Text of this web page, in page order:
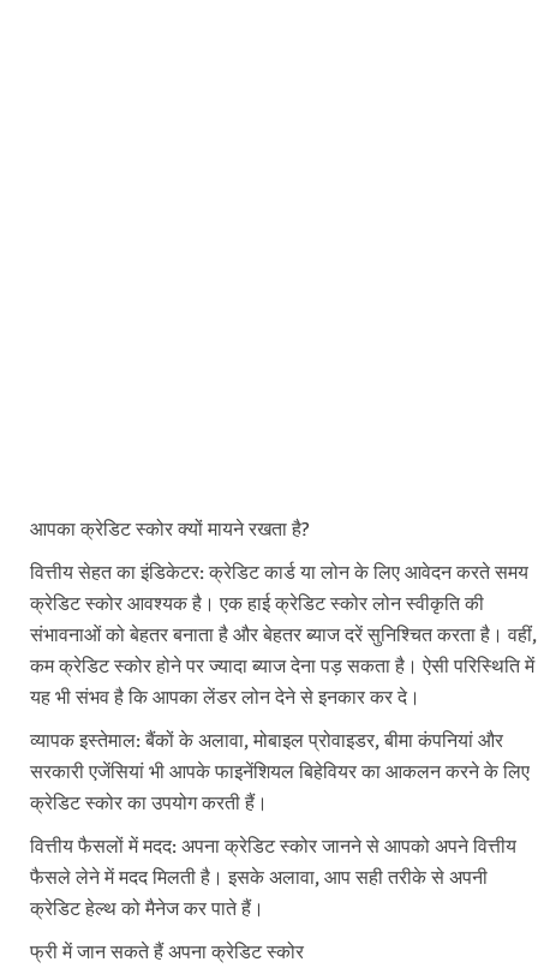
आपका क्रेडिट स्कोर क्यों मायने रखता है?
वित्तीय सेहत का इंडिकेटर: क्रेडिट कार्ड या लोन के लिए आवेदन करते समय
क्रेडिट स्कोर आवश्यक है। एक हाई क्रेडिट स्कोर लोन स्वीकृति की
संभावनाओं को बेहतर बनाता है और बेहतर ब्याज दरें सुनिश्चित करता है। वहीं,
कम क्रेडिट स्कोर होने पर ज्यादा ब्याज देना पड़ सकता है। ऐसी परिस्थिति में
यह भी संभव है कि आपका लेंडर लोन देने से इनकार कर दे।
व्यापक इस्तेमाल: बैंकों के अलावा, मोबाइल प्रोवाइडर, बीमा कंपनियां और
सरकारी एजेंसियां भी आपके फाइनेंशियल बिहेवियर का आकलन करने के लिए
क्रेडिट स्कोर का उपयोग करती हैं।
वित्तीय फैसलों में मदद: अपना क्रेडिट स्कोर जानने से आपको अपने वित्तीय
फैसले लेने में मदद मिलती है। इसके अलावा, आप सही तरीके से अपनी
क्रेडिट हेल्थ को मैनेज कर पाते हैं।
फ्री में जान सकते हैं अपना क्रेडिट स्कोर